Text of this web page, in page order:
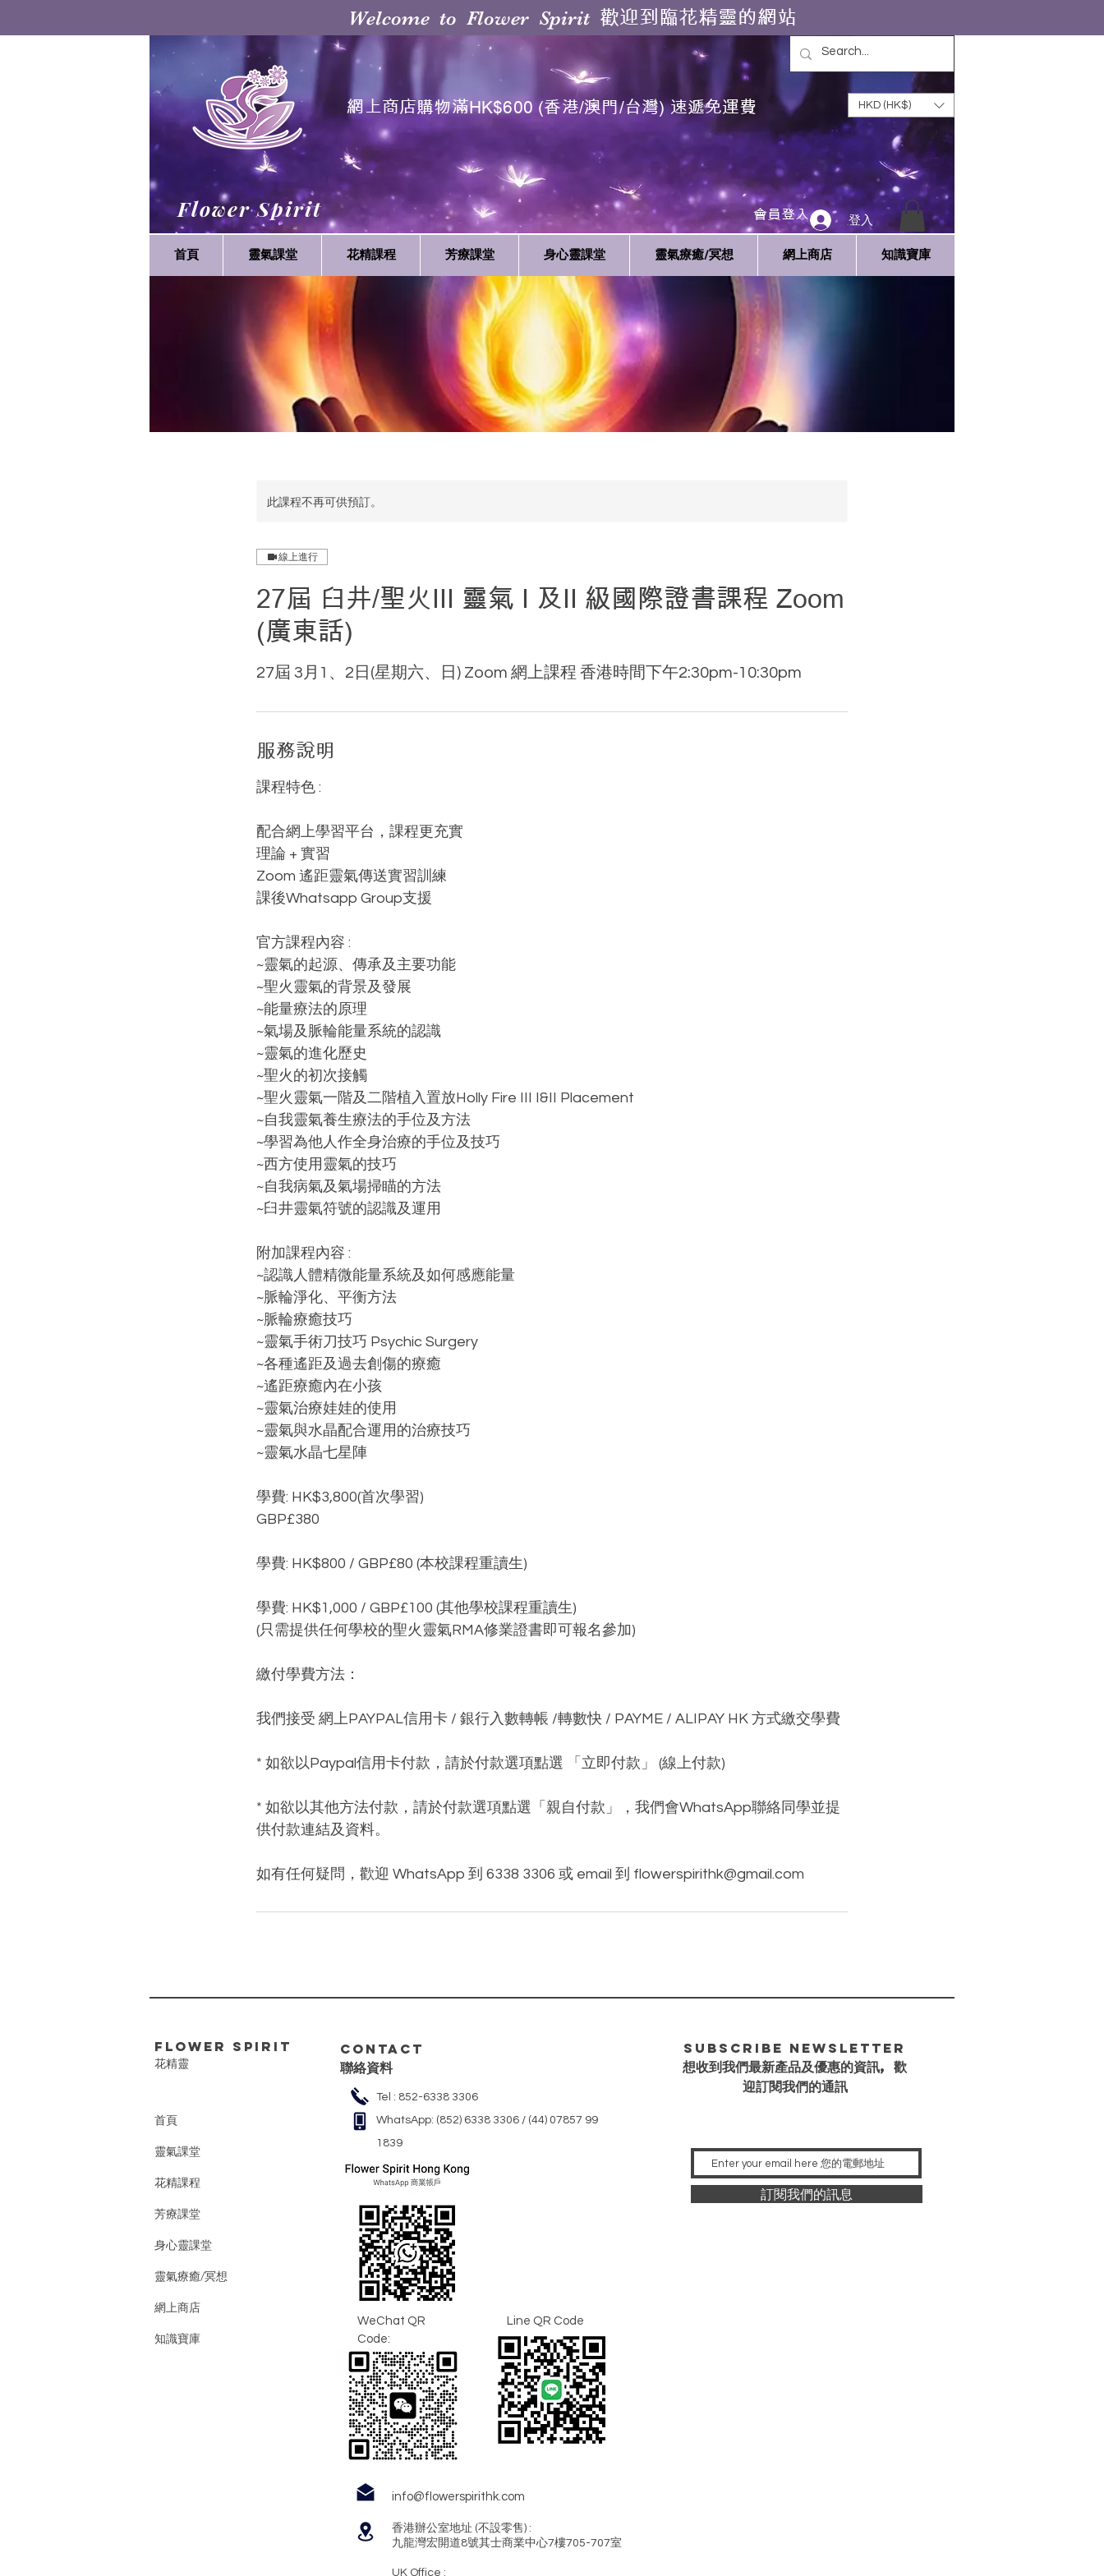
Welcome to Flower Spirit 歡迎到臨花精靈的網站
登入
會員登入
HKD (HK$)
Flower Spirit
網上商店購物滿HK$600 (香港/澳門/台灣) 速遞免運費
首頁 靈氣課堂 花精課程 芳療課堂 身心靈課堂 靈氣療癒/冥想 網上商店 知識寶庫
此課程不再可供預訂。
線上進行
27屆 臼井/聖火III 靈氣 I 及II 級國際證書課程 Zoom
(廣東話)
27屆 3月1、2日(星期六、日) Zoom 網上課程 香港時間下午2:30pm-10:30pm
服務說明
課程特色 :
配合網上學習平台，課程更充實
理論 + 實習
Zoom 遙距靈氣傳送實習訓練
課後Whatsapp Group支援
官方課程內容 :
~靈氣的起源、傳承及主要功能
~聖火靈氣的背景及發展
~能量療法的原理
~氣場及脈輪能量系統的認識
~靈氣的進化歷史
~聖火的初次接觸
~聖火靈氣一階及二階植入置放Holly Fire III I&II Placement
~自我靈氣養生療法的手位及方法
~學習為他人作全身治療的手位及技巧
~西方使用靈氣的技巧
~自我病氣及氣場掃瞄的方法
~臼井靈氣符號的認識及運用
附加課程內容 :
~認識人體精微能量系統及如何感應能量
~脈輪淨化、平衡方法
​~脈輪療癒技巧
~靈氣手術刀技巧 Psychic Surgery
~各種遙距及過去創傷的療癒
~遙距療癒內在小孩
​~靈氣治療娃娃的使用
~靈氣與水晶配合運用的治療技巧
~靈氣水晶七星陣
學費: HK$3,800(首次學習)
GBP£380
學費: HK$800 / GBP£80 (本校課程重讀生)
學費: HK$1,000 / GBP£100 (其他學校課程重讀生)
​(只需提供任何學校的聖火靈氣RMA修業證書即可報名參加)
繳付學費方法：
我們接受 網上PAYPAL信用卡 / 銀行入數轉帳 /轉數快 / PAYME / ALIPAY HK 方式繳交學費
* 如欲以Paypal信用卡付款，請於付款選項點選 「立即付款」 (線上付款)
* 如欲以其他方法付款，請於付款選項點選「親自付款」，我們會WhatsApp聯絡同學並提
供付款連結及資料。
FLower Spirit
花精靈
首頁
靈氣課堂
花精課程
芳療課堂
身心靈課堂
靈氣療癒/冥想
網上商店
知識寶庫
Contact
聯絡資料
Tel : 852-6338 3306
WhatsApp: (852) 6338 3306 / (44) 07857 99
1839
WeChat QR
Code:
Line QR Code
info@flowerspirithk.com
香港辦公室地址 (不設零售) :
九龍灣宏開道8號其士商業中心7樓705-707室
UK Office :
Subscribe Newsletter
想收到我們最新產品及優惠的資訊, 歡
迎訂閱我們的通訊
訂閱我們的訊息